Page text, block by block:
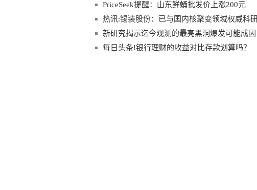
PriceSeek提醒：山东鲜蛹批发价上涨200元
热讯:锡装股份：已与国内核聚变领域权威科
大型低温泵产品
新研究揭示迄今观测的最亮黑洞爆发可能成因
每日头条!银行理财的收益对比存款划算吗？